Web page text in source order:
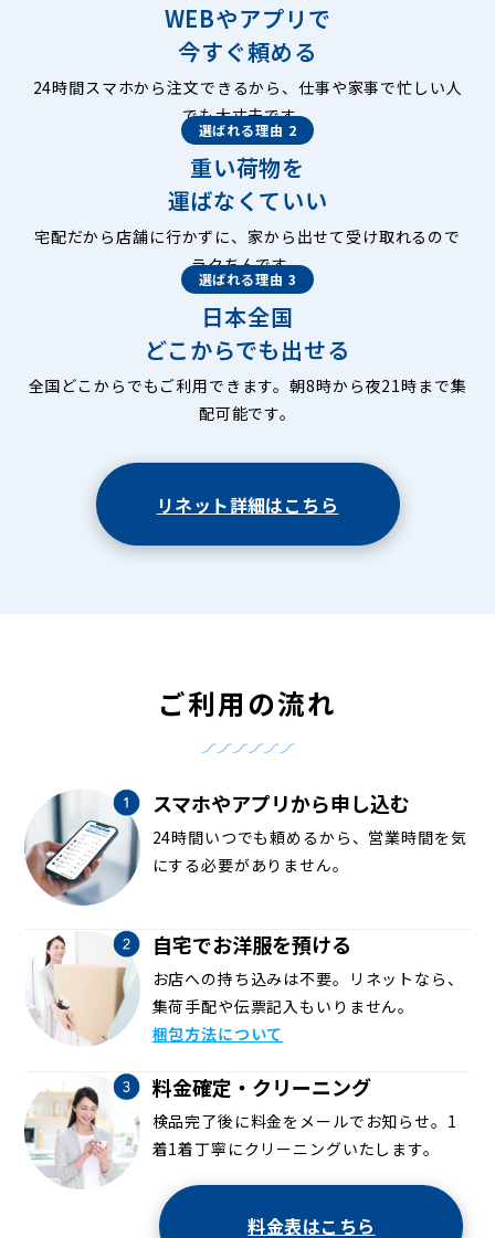
WEBやアプリで
今すぐ頼める
24時間スマホから注文できるから、仕事や家事で忙しい人
でも大丈夫です。
選ばれる理由 2
重い荷物を
運ばなくていい
宅配だから店舗に行かずに、家から出せて受け取れるので
ラクちんです。
選ばれる理由 3
日本全国
どこからでも出せる
全国どこからでもご利用できます。朝8時から夜21時まで集
配可能です。
リネット詳細はこちら
ご利用の流れ
スマホやアプリから申し込む
24時間いつでも頼めるから、営業時間を気
にする必要がありません。
自宅でお洋服を預ける
お店への持ち込みは不要。リネットなら、
集荷手配や伝票記入もいりません。
梱包方法について
料金確定・クリーニング
検品完了後に料金をメールでお知らせ。1
着1着丁寧にクリーニングいたします。
料金表はこちら